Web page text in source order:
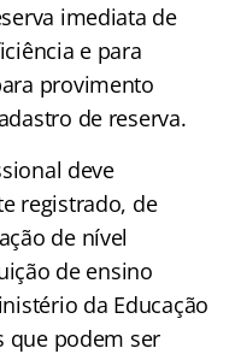
imediata de
e para
provimento
de reserva.
deve
registrado, de
de nível
de ensino
da Educação
que podem ser